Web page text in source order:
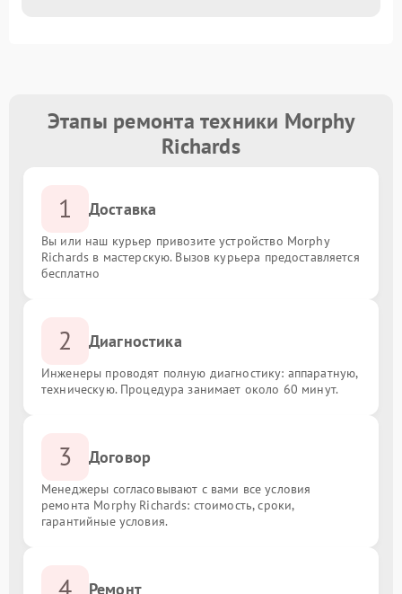
Этапы ремонта техники Morphy
Richards
1 Доставка
Вы или наш курьер привозите устройство Morphy
Richards в мастерскую. Вызов курьера предоставляется
бесплатно
2 Диагностика
Инженеры проводят полную диагностику: аппаратную,
техническую. Процедура занимает около 60 минут.
3 Договор
Менеджеры согласовывают с вами все условия
ремонта Morphy Richards: стоимость, сроки,
гарантийные условия.
Ремонт